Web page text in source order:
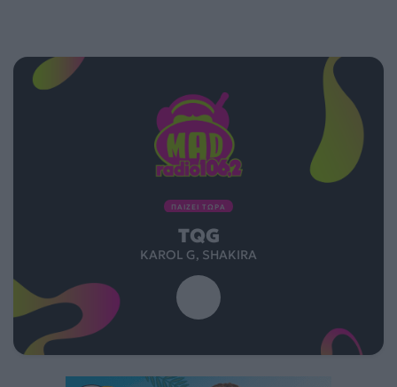
ΠΑΙΖΕΙ ΤΩΡΑ
TQG
KAROL G, SHAKIRA